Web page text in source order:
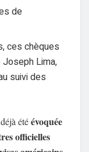
de
ces chèques
Lima,
suivi des
étéévoquée
officielles